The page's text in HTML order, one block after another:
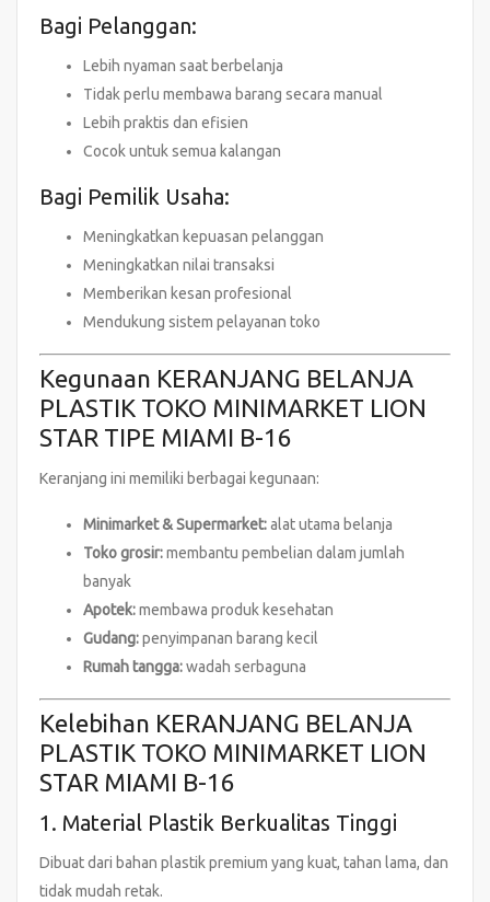
Bagi Pelanggan:
Lebih nyaman saat berbelanja
Tidak perlu membawa barang secara manual
Lebih praktis dan efisien
Cocok untuk semua kalangan
Bagi Pemilik Usaha:
Meningkatkan kepuasan pelanggan
Meningkatkan nilai transaksi
Memberikan kesan profesional
Mendukung sistem pelayanan toko
Kegunaan KERANJANG BELANJA
PLASTIK TOKO MINIMARKET LION
STAR TIPE MIAMI B-16
Keranjang ini memiliki berbagai kegunaan:
Minimarket & Supermarket:alat utama belanja
Toko grosir:membantu pembelian dalam jumlah
banyak
Apotek:membawa produk kesehatan
Gudang:penyimpanan barang kecil
Rumah tangga:wadah serbaguna
Kelebihan KERANJANG BELANJA
PLASTIK TOKO MINIMARKET LION
STAR MIAMI B-16
1. Material Plastik Berkualitas Tinggi
Dibuat dari bahan plastik premium yang kuat, tahan lama, dan
tidak mudah retak.